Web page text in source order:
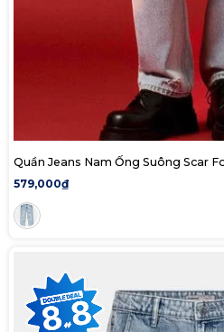
Quần Jeans Nam Ống Suông Scar
579,000₫